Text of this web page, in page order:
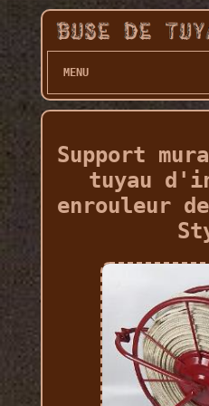
MENU
Support
tuyau
enrouleur